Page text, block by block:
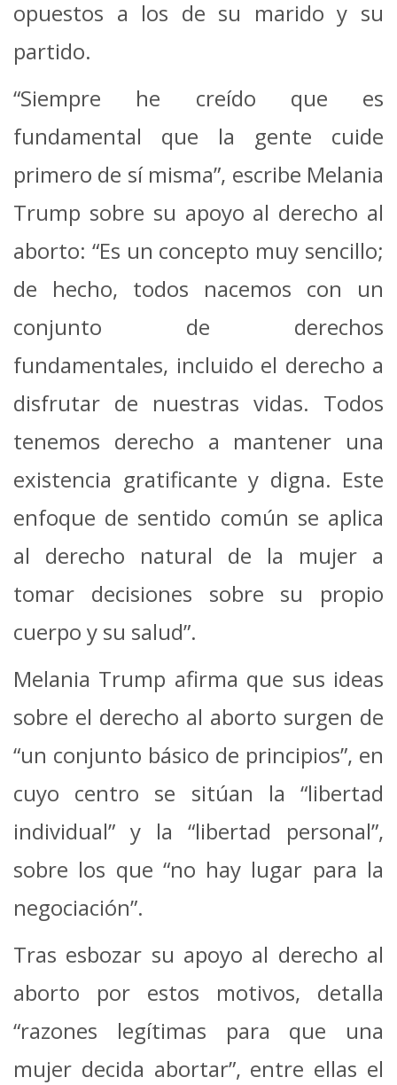
opuestos a los de su marido y su
partido.
“Siempre he creído que es
fundamental que la gente cuide
primero de sí misma”, escribe Melania
Trump sobre su apoyo al derecho al
aborto: “Es un concepto muy sencillo;
de hecho, todos nacemos con un
conjunto de derechos
fundamentales, incluido el derecho a
disfrutar de nuestras vidas. Todos
tenemos derecho a mantener una
existencia gratificante y digna. Este
enfoque de sentido común se aplica
al derecho natural de la mujer a
tomar decisiones sobre su propio
cuerpo y su salud”.
Melania Trump afirma que sus ideas
sobre el derecho al aborto surgen de
“un conjunto básico de principios”, en
cuyo centro se sitúan la “libertad
individual” y la “libertad personal”,
sobre los que “no hay lugar para la
negociación”.
Tras esbozar su apoyo al derecho al
aborto por estos motivos, detalla
“razones legítimas para que una
mujer decida abortar”, entre ellas el